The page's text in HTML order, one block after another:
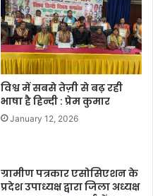
विश्व में सबसे तेज़ी से बढ़ रही
भाषा है हिन्दी : प्रेम कुमार
January 12, 2026
ग्रामीण पत्रकार एसोसिएशन के
प्रदेश उपाध्यक्ष द्वारा जिला अध्यक्ष